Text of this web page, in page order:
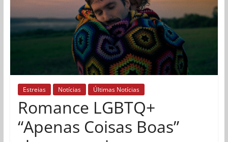
Estreias Notícias Últimas Notícias
Romance LGBTQ+
“Apenas Coisas Boas”